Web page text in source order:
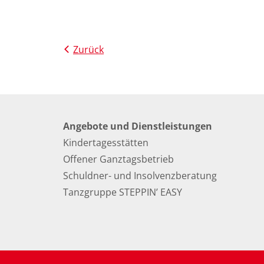
Zurück
Angebote und Dienstleistungen
Kindertagesstätten
Offener Ganztagsbetrieb
Schuldner- und Insolvenzberatung
Tanzgruppe STEPPIN’ EASY